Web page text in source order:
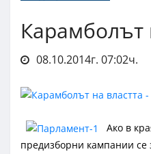
Карамболът
08.10.2014г. 07:02ч.
Ако в
предизборни кампании се